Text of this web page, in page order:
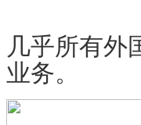
几乎所有外
业务。